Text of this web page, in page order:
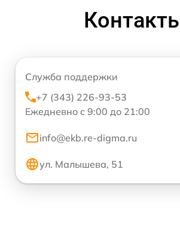
Служба поддержки
+7 (343) 226-93-53
Ежедневно с 9:00 до 21:00
info@ekb.re-digma.ru
ул. Малышева, 51